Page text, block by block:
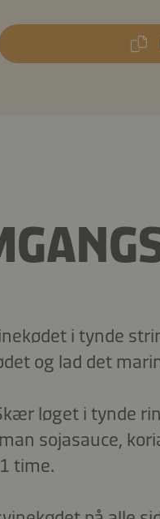
i tynde
og lad det
løget i tynde
sojasauce,
time.